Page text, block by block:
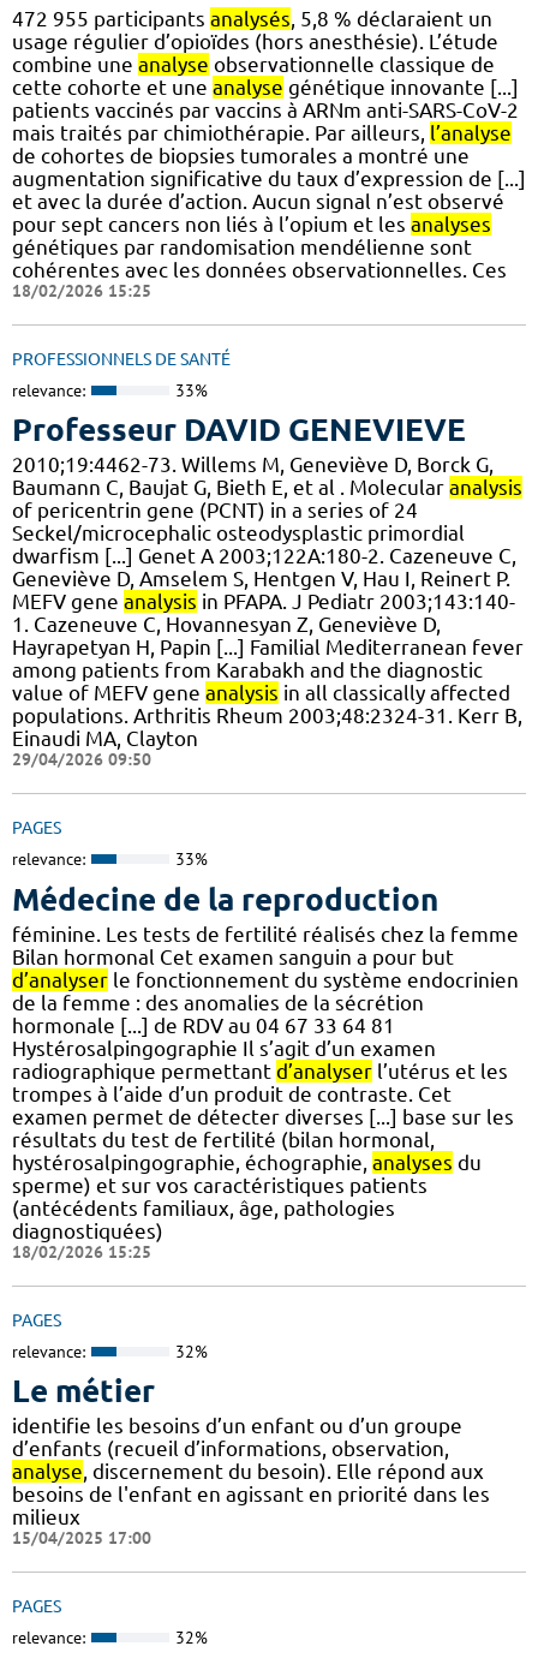
472 955 participants analysés, 5,8 % déclaraient un
usage régulier d’opioïdes (hors anesthésie). L’étude
combine une analyse observationnelle classique de
cette cohorte et une analyse génétique innovante [...]
patients vaccinés par vaccins à ARNm anti-SARS-CoV-2
mais traités par chimiothérapie. Par ailleurs, l’analyse
de cohortes de biopsies tumorales a montré une
augmentation significative du taux d’expression de [...]
et avec la durée d’action. Aucun signal n’est observé
pour sept cancers non liés à l’opium et les analyses
génétiques par randomisation mendélienne sont
cohérentes avec les données observationnelles. Ces
18/02/2026 15:25
PROFESSIONNELS DE SANTÉ
relevance: 33%
Professeur DAVID GENEVIEVE
2010;19:4462-73. Willems M, Geneviève D, Borck G,
Baumann C, Baujat G, Bieth E, et al . Molecular analysis
of pericentrin gene (PCNT) in a series of 24
Seckel/microcephalic osteodysplastic primordial
dwarfism [...] Genet A 2003;122A:180-2. Cazeneuve C,
Geneviève D, Amselem S, Hentgen V, Hau I, Reinert P.
MEFV gene analysis in PFAPA. J Pediatr 2003;143:140-
1. Cazeneuve C, Hovannesyan Z, Geneviève D,
Hayrapetyan H, Papin [...] Familial Mediterranean fever
among patients from Karabakh and the diagnostic
value of MEFV gene analysis in all classically affected
populations. Arthritis Rheum 2003;48:2324-31. Kerr B,
Einaudi MA, Clayton
29/04/2026 09:50
PAGES
relevance: 33%
Médecine de la reproduction
féminine. Les tests de fertilité réalisés chez la femme
Bilan hormonal Cet examen sanguin a pour but
d’analyser le fonctionnement du système endocrinien
de la femme : des anomalies de la sécrétion
hormonale [...] de RDV au 04 67 33 64 81
Hystérosalpingographie Il s’agit d’un examen
radiographique permettant d’analyser l’utérus et les
trompes à l’aide d’un produit de contraste. Cet
examen permet de détecter diverses [...] base sur les
résultats du test de fertilité (bilan hormonal,
hystérosalpingographie, échographie, analyses du
sperme) et sur vos caractéristiques patients
(antécédents familiaux, âge, pathologies
diagnostiquées)
18/02/2026 15:25
PAGES
relevance: 32%
Le métier
identifie les besoins d’un enfant ou d’un groupe
d’enfants (recueil d’informations, observation,
analyse, discernement du besoin). Elle répond aux
besoins de l'enfant en agissant en priorité dans les
milieux
15/04/2025 17:00
PAGES
relevance: 32%